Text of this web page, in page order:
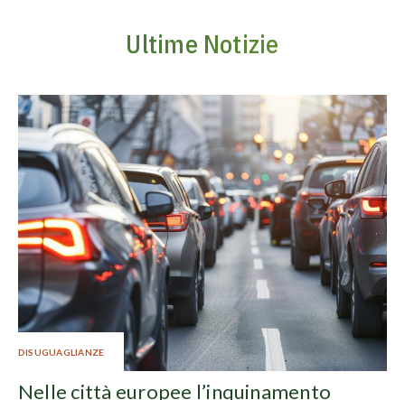
Ultime Notizie
DISUGUAGLIANZE
Nelle città europee l’inquinamento